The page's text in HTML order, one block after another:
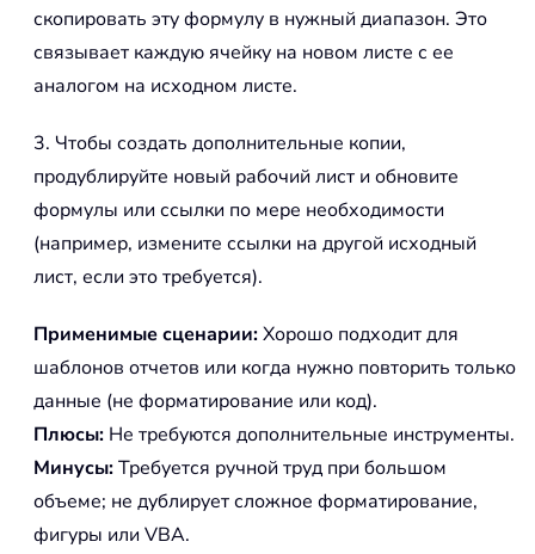
скопировать эту формулу в нужный диапазон. Это
связывает каждую ячейку на новом листе с ее
аналогом на исходном листе.
3. Чтобы создать дополнительные копии,
продублируйте новый рабочий лист и обновите
формулы или ссылки по мере необходимости
(например, измените ссылки на другой исходный
лист, если это требуется).
Применимые сценарии:Хорошо подходит для
шаблонов отчетов или когда нужно повторить только
данные (не форматирование или код).
Плюсы: Не требуются дополнительные инструменты.
Минусы:Требуется ручной труд при большом
объеме; не дублирует сложное форматирование,
фигуры или VBA.